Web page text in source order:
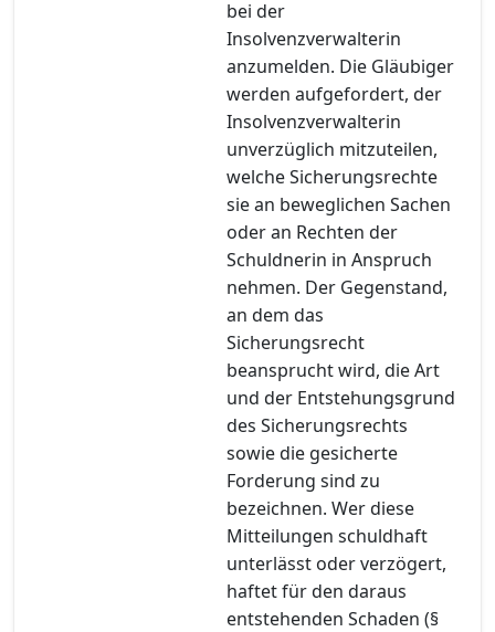
bei der
Insolvenzverwalterin
anzumelden. Die Gläubiger
werden aufgefordert, der
Insolvenzverwalterin
unverzüglich mitzuteilen,
welche Sicherungsrechte
sie an beweglichen Sachen
oder an Rechten der
Schuldnerin in Anspruch
nehmen. Der Gegenstand,
an dem das
Sicherungsrecht
beansprucht wird, die Art
und der Entstehungsgrund
des Sicherungsrechts
sowie die gesicherte
Forderung sind zu
bezeichnen. Wer diese
Mitteilungen schuldhaft
unterlässt oder verzögert,
haftet für den daraus
entstehenden Schaden (§